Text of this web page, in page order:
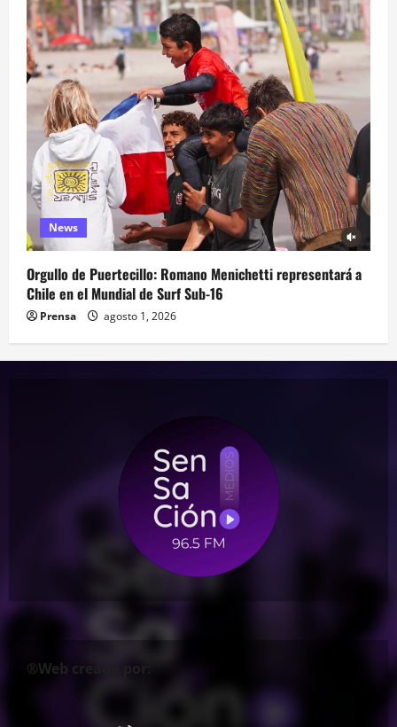
News
Orgullo de Puertecillo: Romano Menichetti representará a
Chile en el Mundial de Surf Sub-16
Prensa agosto 1, 2026
®Web creada por: